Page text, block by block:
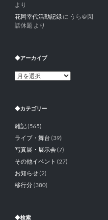
より
花岡幸代活動記録 に うら＠閑
話休題 より
◆アーカイブ
◆
イ
◆カテゴリー
雑記(565)
ライブ・舞台 (39)
写真展・展示会(7)
その他イベント (27)
お知らせ(2)
移行分(380)
◆検索